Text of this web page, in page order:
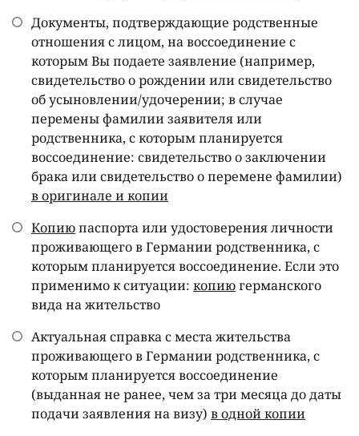
Документы, подтверждающие родственные
отношения с лицом, на воссоединение с
которым Вы подаете заявление (например,
свидетельство о рождении или свидетельство
об усыновлении/удочерении; в случае
перемены фамилии заявителя или
родственника, с которым планируется
воссоединение: свидетельство о заключении
брака или свидетельство о перемене фамилии)
в оригинале и копии
Копиюпаспорта или удостоверения личности
проживающего в Германии родственника, с
которым планируется воссоединение. Если это
применимо к ситуации: копиюгерманского
вида на жительство
Актуальная справка с места жительства
проживающего в Германии родственника, с
которым планируется воссоединение
(выданная не ранее, чем за три месяца до даты
подачи заявления на визу) в одной копии